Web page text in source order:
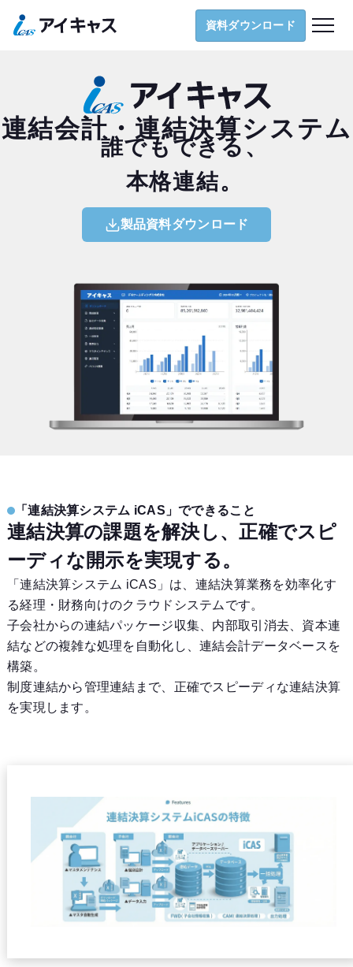
資料ダウンロード
ナレッジ
お知らせ
連結会計・連結決算システム
誰でもできる、
本格連結。
製品資料ダウンロード
「連結決算システム iCAS」でできること
連結決算の課題を解決し、正確でスピ
ーディな開示を実現する。
「連結決算システム iCAS」は、連結決算業務を効率化す
る経理・財務向けのクラウドシステムです。
子会社からの連結パッケージ収集、内部取引消去、資本連
結などの複雑な処理を自動化し、連結会計データベースを
構築。
制度連結から管理連結まで、正確でスピーディな連結決算
を実現します。